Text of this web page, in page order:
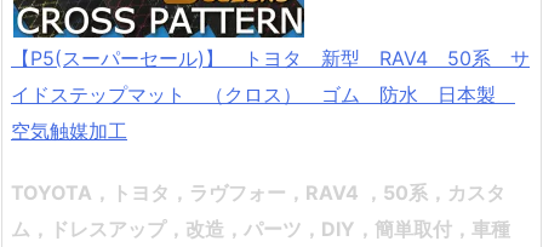
【P5(スーパーセール)】 トヨタ 新型 RAV4 50系 サ
イドステップマット （クロス） ゴム 防水 日本製
空気触媒加工
TOYOTA，トヨタ，ラヴフォー，RAV4 ，50系，カスタ
ム，ドレスアップ，改造，パーツ，DIY，簡単取付，車種